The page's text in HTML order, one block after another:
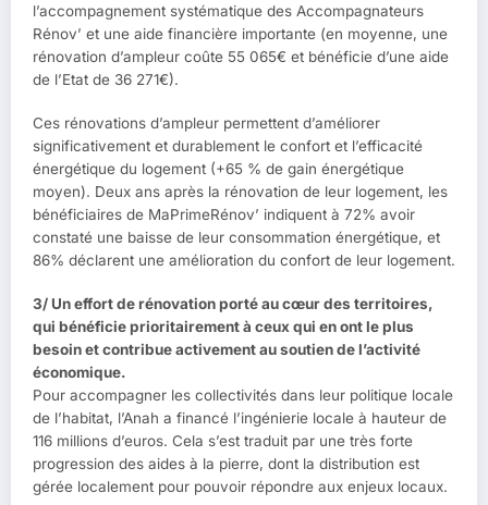
l’accompagnement systématique des Accompagnateurs
Rénov’ et une aide financière importante (en moyenne, une
rénovation d’ampleur coûte 55 065€ et bénéficie d’une aide
de l’Etat de 36 271€).
Ces rénovations d’ampleur permettent d’améliorer
significativement et durablement le confort et l’efficacité
énergétique du logement (+65 % de gain énergétique
moyen). Deux ans après la rénovation de leur logement, les
bénéficiaires de MaPrimeRénov’ indiquent à 72% avoir
constaté une baisse de leur consommation énergétique, et
86% déclarent une amélioration du confort de leur logement.
3/ Un effort de rénovation porté au cœur des territoires,
qui bénéficie prioritairement à ceux qui en ont le plus
besoin et contribue activement au soutien de l’activité
économique.
Pour accompagner les collectivités dans leur politique locale
de l’habitat, l’Anah a financé l’ingénierie locale à hauteur de
116 millions d’euros. Cela s’est traduit par une très forte
progression des aides à la pierre, dont la distribution est
gérée localement pour pouvoir répondre aux enjeux locaux.